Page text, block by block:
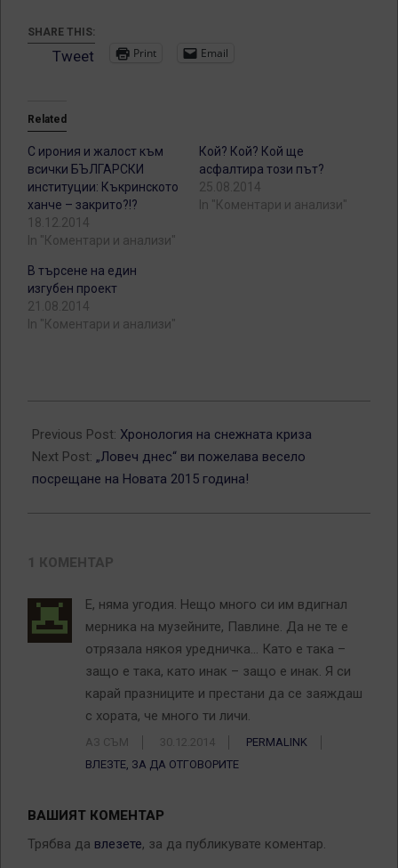
SHARE THIS:
Tweet Print Email
Related
С ирония и жалост към
всички БЪЛГАРСКИ
институции: Къкринското
ханче – закрито?!?
18.12.2014
In "Коментари и анализи"
Кой? Кой? Кой ще
асфалтира този път?
25.08.2014
In "Коментари и анализи"
В търсене на един
изгубен проект
21.08.2014
In "Коментари и анализи"
12-
30
Previous Post: Хронология на снежната криза
Next Post: „Ловеч днес“ ви пожелава весело
посрещане на Новата 2015 година!
1 КОМЕНТАР
Е, няма угодия. Нещо много си им вдигнал
мерника на музейните, Павлине. Да не те е
отрязала някоя уредничка… Като е така –
защо е така, като инак – защо е инак. Я си
карай празниците и престани да се заяждаш
с хората, че много ти личи.
АЗ СЪМ 30.12.2014
PERMALINK
ВЛЕЗТЕ, ЗА ДА ОТГОВОРИТЕ
ВАШИЯТ КОМЕНТАР
Трябва да влезете, за да публикувате коментар.